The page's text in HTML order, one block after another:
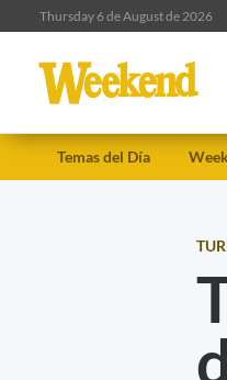
Thursday 6 de August de 2026
Temas del Día